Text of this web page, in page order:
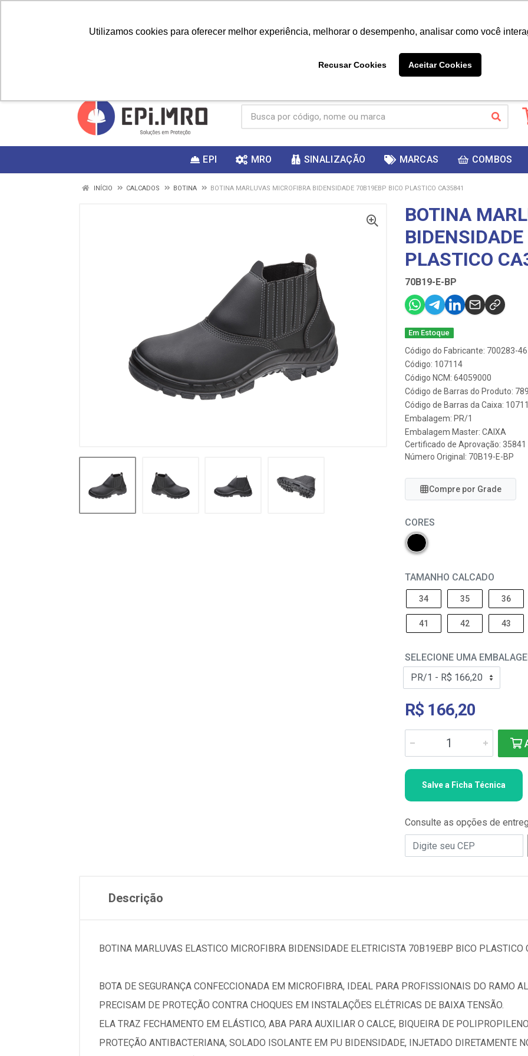
Utilizamos cookies para oferecer melhor experiência, melhorar o desempenho, analisar como você
Recusar Cookies Aceitar Cookies
ganhar
EPI MRO SINALIZAÇÃO MARCAS COMBOS
INÍCIO CALCADOS BOTINA BOTINA MARLUVAS MICROFIBRA BIDENSIDADE 70B19EBP BICO PLASTICO CA35841
BOTINA
PLASTICO
70B19-E-BP
Em Estoque
Código do Fabricante: 700283-46
Código: 107114
Código NCM: 64059000
Código de Barras do Produto:
Código de Barras da Caixa:
Embalagem: PR/1
Embalagem Master: CAIXA
Certificado de Aprovação: 35841
Número Original: 70B19-E-BP
Compre por Grade
CORES
TAMANHO CALCADO
34 35 36
41 42 43
SELECIONE UMA
R$ 166,20
Salve a Ficha Técnica
Consulte as opções de
Descrição
BOTINA MARLUVAS ELASTICO MICROFIBRA BIDENSIDADE ELETRICISTA 70B19EBP BICO PLASTICO
BOTA DE SEGURANÇA CONFECCIONADA EM MICROFIBRA, IDEAL PARA PROFISSIONAIS DO RAMO
PRECISAM DE PROTEÇÃO CONTRA CHOQUES EM INSTALAÇÕES ELÉTRICAS DE BAIXA TENSÃO.
ELA TRAZ FECHAMENTO EM ELÁSTICO, ABA PARA AUXILIAR O CALCE, BIQUEIRA DE
PROTEÇÃO ANTIBACTERIANA, SOLADO ISOLANTE EM PU BIDENSIDADE, INJETADO DIRETAMENTE